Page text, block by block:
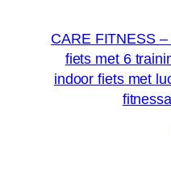
CARE FITNESS
fiets met 6
indoor fiets met